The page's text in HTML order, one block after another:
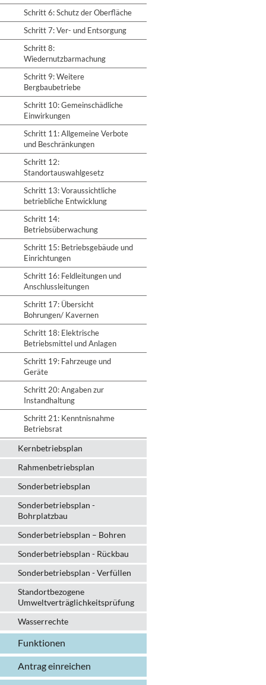
Schritt 6: Schutz der Oberfläche
Schritt 7: Ver- und Entsorgung
Schritt 8:
Wiedernutzbarmachung
Schritt 9: Weitere
Bergbaubetriebe
Schritt 10: Gemeinschädliche
Einwirkungen
Schritt 11: Allgemeine Verbote
und Beschränkungen
Schritt 12:
Standortauswahlgesetz
Schritt 13: Voraussichtliche
betriebliche Entwicklung
Schritt 14:
Betriebsüberwachung
Schritt 15: Betriebsgebäude und
Einrichtungen
Schritt 16: Feldleitungen und
Anschlussleitungen
Schritt 17: Übersicht
Bohrungen/ Kavernen
Schritt 18: Elektrische
Betriebsmittel und Anlagen
Schritt 19: Fahrzeuge und
Geräte
Schritt 20: Angaben zur
Instandhaltung
Schritt 21: Kenntnisnahme
Betriebsrat
Kernbetriebsplan
Rahmenbetriebsplan
Sonderbetriebsplan
Sonderbetriebsplan -
Bohrplatzbau
Sonderbetriebsplan – Bohren
Sonderbetriebsplan - Rückbau
Sonderbetriebsplan - Verfüllen
Standortbezogene
Umweltverträglichkeitsprüfung
Wasserrechte
Funktionen
Antrag einreichen